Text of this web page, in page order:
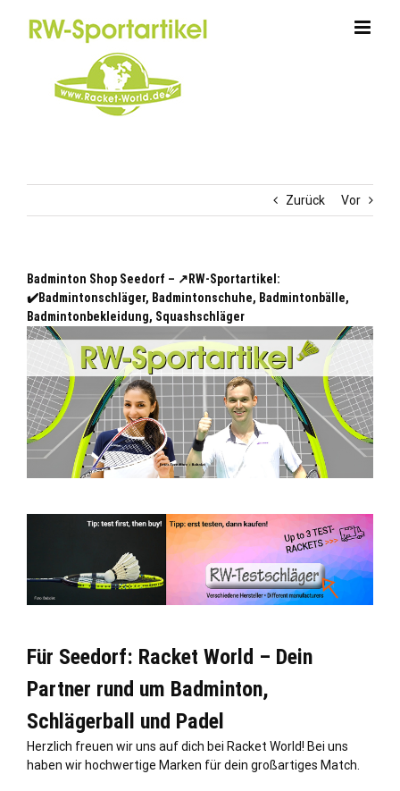
Zurück Vor
Badminton Shop Seedorf – ↗️RW-Sportartikel:
✔️Badmintonschläger, Badmintonschuhe, Badmintonbälle,
Badmintonbekleidung, Squashschläger
Seedorf
Für Seedorf: Racket World – Dein
Partner rund um Badminton,
Schlägerball und Padel
Herzlich freuen wir uns auf dich bei Racket World! Bei uns
haben wir hochwertige Marken für dein großartiges Match.